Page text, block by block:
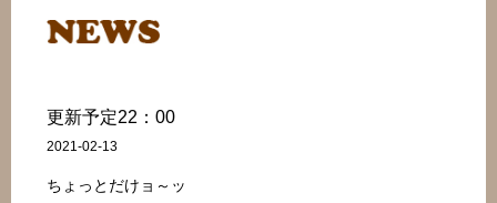
更新予定22：00
2021-02-13
ちょっとだけョ～ッ